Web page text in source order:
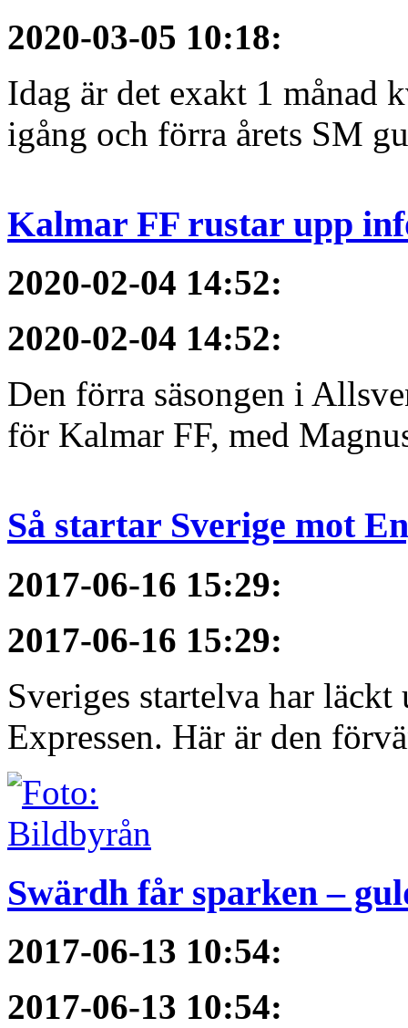
2020-03-05 10:18:
Idag är det exakt 1 månad
igång och förra årets SM
Kalmar FF rustar upp
2020-02-04 14:52:
2020-02-04 14:52:
Den förra säsongen i
för Kalmar FF, med
Så startar Sverige mot
2017-06-16 15:29:
2017-06-16 15:29:
Sveriges startelva har
Expressen. Här är den
Swärdh får sparken –
2017-06-13 10:54:
2017-06-13 10:54: